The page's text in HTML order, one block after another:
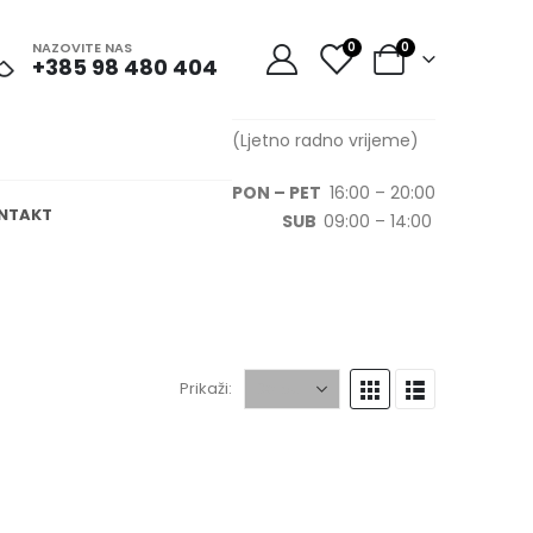
NAZOVITE NAS
+385 98 480 404
0 0
(Ljetno radno vrijeme)
PON – PET 16:00 – 20:00
SUB 09:00 – 14:00
Prikaži: